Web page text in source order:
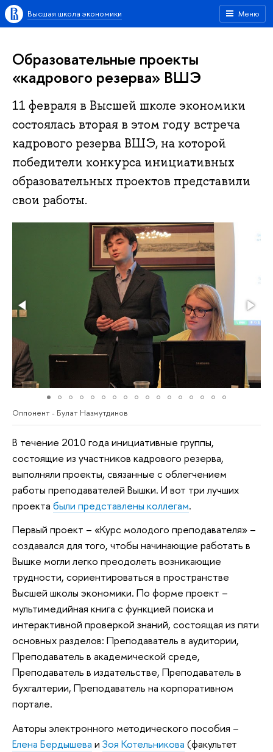
Меню
Высшая школа экономики
Образовательные проекты
«кадрового резерва» ВШЭ
11 февраля в Высшей школе экономики
состоялась вторая в этом году встреча
кадрового резерва ВШЭ, на которой
победители конкурса инициативных
образовательных проектов представили
свои работы.
Оппонент - Булат Назмутдинов
В течение 2010 года инициативные группы,
состоящие из участников кадрового резерва,
выполняли проекты, связанные с облегчением
работы преподавателей Вышки. И вот три лучших
проекта были представлены коллегам.
Первый проект – «Курс молодого преподавателя» –
создавался для того, чтобы начинающие работать в
Вышке могли легко преодолеть возникающие
трудности, сориентироваться в пространстве
Высшей школы экономики. По форме проект –
мультимедийная книга с функцией поиска и
интерактивной проверкой знаний, состоящая из пяти
основных разделов: Преподаватель в аудитории,
Преподаватель в академической среде,
Преподаватель в издательстве, Преподаватель в
бухгалтерии, Преподаватель на корпоративном
портале.
Авторы электронного методического пособия –
Елена Бердышева и Зоя Котельникова (факультет